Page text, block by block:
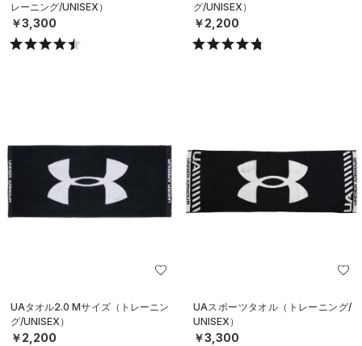
レーニング/UNISEX）
￥3,300
グ/UNISEX）
￥2,200
UAタオル2.0 Mサイズ（トレーニン
グ/UNISEX）
￥2,200
UAスポーツタオル（トレーニング/
UNISEX）
￥3,300